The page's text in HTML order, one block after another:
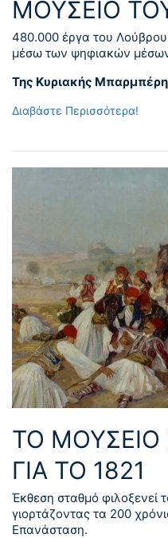
ΜΟΥΣΕΙΟ
480.000 έργα του Λούβρου
μέσω των ψηφιακών
Της Κυριακής Μπαρμπέρη
Διαβάστε Περισσότερα!
ΤΟ
ΓΙΑ ΤΟ 1821
Έκθεση σταθμό φιλοξενεί
γιορτάζοντας τα 200
Επανάσταση.